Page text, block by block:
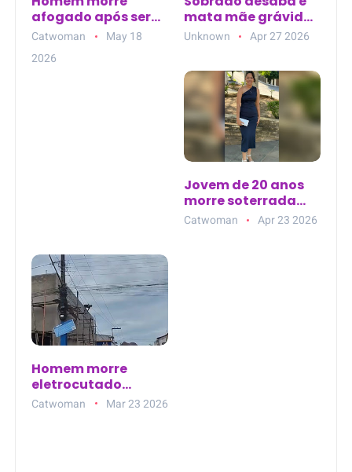
afogado após ser
arrastado por
correnteza no
sangradouro do
Catwoman
May 18
2026
mata mãe grávida
e dois filhos em
Unknown Apr 27 2026
Jovem de 20 anos
morre soterrada
por parede em
frigorífico de Lagoa
Catwoman Apr 23 2026
Homem morre
eletrocutado
enquanto
Catwoman Mar 23 2026